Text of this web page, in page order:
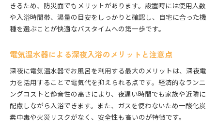
きるため、防災面でもメリットがあります。設置時には使用人数
や入浴時間帯、湯量の目安をしっかりと確認し、自宅に合った機
種を選ぶことが快適なバスタイムへの第一歩です。
電気温水器による深夜入浴のメリットと注意点
深夜に電気温水器でお風呂を利用する最大のメリットは、深夜電
力を活用することで電気代を抑えられる点です。経済的なランニ
ングコストと静音性の高さにより、夜遅い時間でも家族や近隣に
配慮しながら入浴できます。また、ガスを使わないため一酸化炭
素中毒や火災リスクがなく、安全性も高いのが特徴です。